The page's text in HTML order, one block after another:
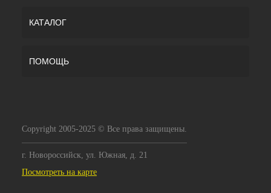
КАТАЛОГ
ПОМОЩЬ
Copyright 2005-2025 © Все права защищены.
г. Новороссийск, ул. Южная, д. 21
Посмотреть на карте